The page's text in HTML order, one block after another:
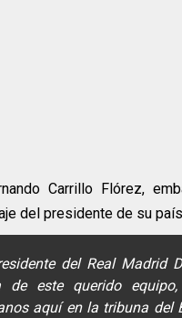
Carrillo Flórez,
del presidente de su
del Real Madrid
de este querido
aquí en la tribuna del